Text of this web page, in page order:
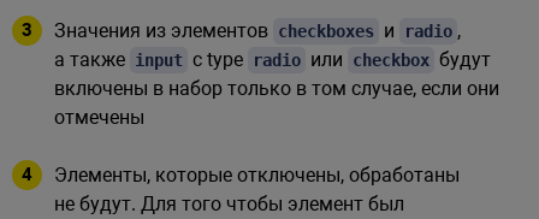
Значения из элементов checkboxes и radio ,
а также input с type radio или checkbox будут
включены в набор только в том случае, если они
отмечены
Элементы, которые отключены, обработаны
не будут. Для того чтобы элемент был